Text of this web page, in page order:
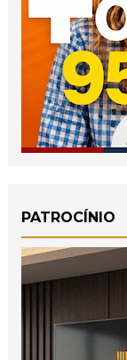
PATROCÍNIO